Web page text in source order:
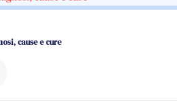
cause e cure